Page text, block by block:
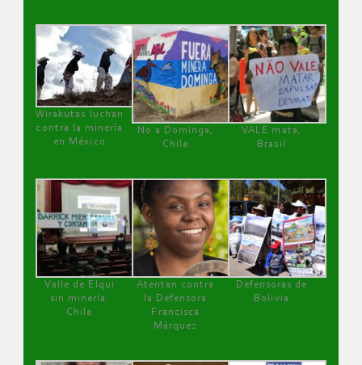
Wirakutas luchan
contra la minería
en México
No a Dominga,
Chile
VALE mata,
Brasil
Valle de Elqui
sin minería.
Chile
Atentan contra
la Defensora
Francisca
Márquez
Defensoras de
Bolivia